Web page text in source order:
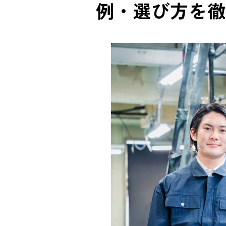
例・選び方を